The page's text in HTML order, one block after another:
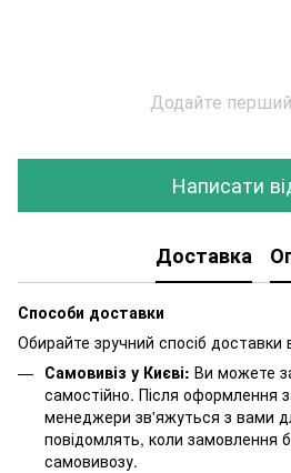
Додайте перший
Написати
Доставка
Способи доставки
Обирайте зручний спосіб
Самовивіз у Києві: Ви можете
самостійно. Після оформлення
менеджери зв'яжуться з вами
повідомлять, коли замовлення
самовивозу.